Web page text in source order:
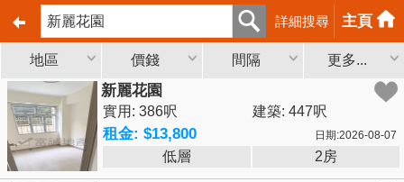
詳細搜尋 主頁
地區 價錢 間隔 更多...
新麗花園
實用: 386呎 建築: 447呎
租金: $13,800 日期:2026-08-07
低層 2房